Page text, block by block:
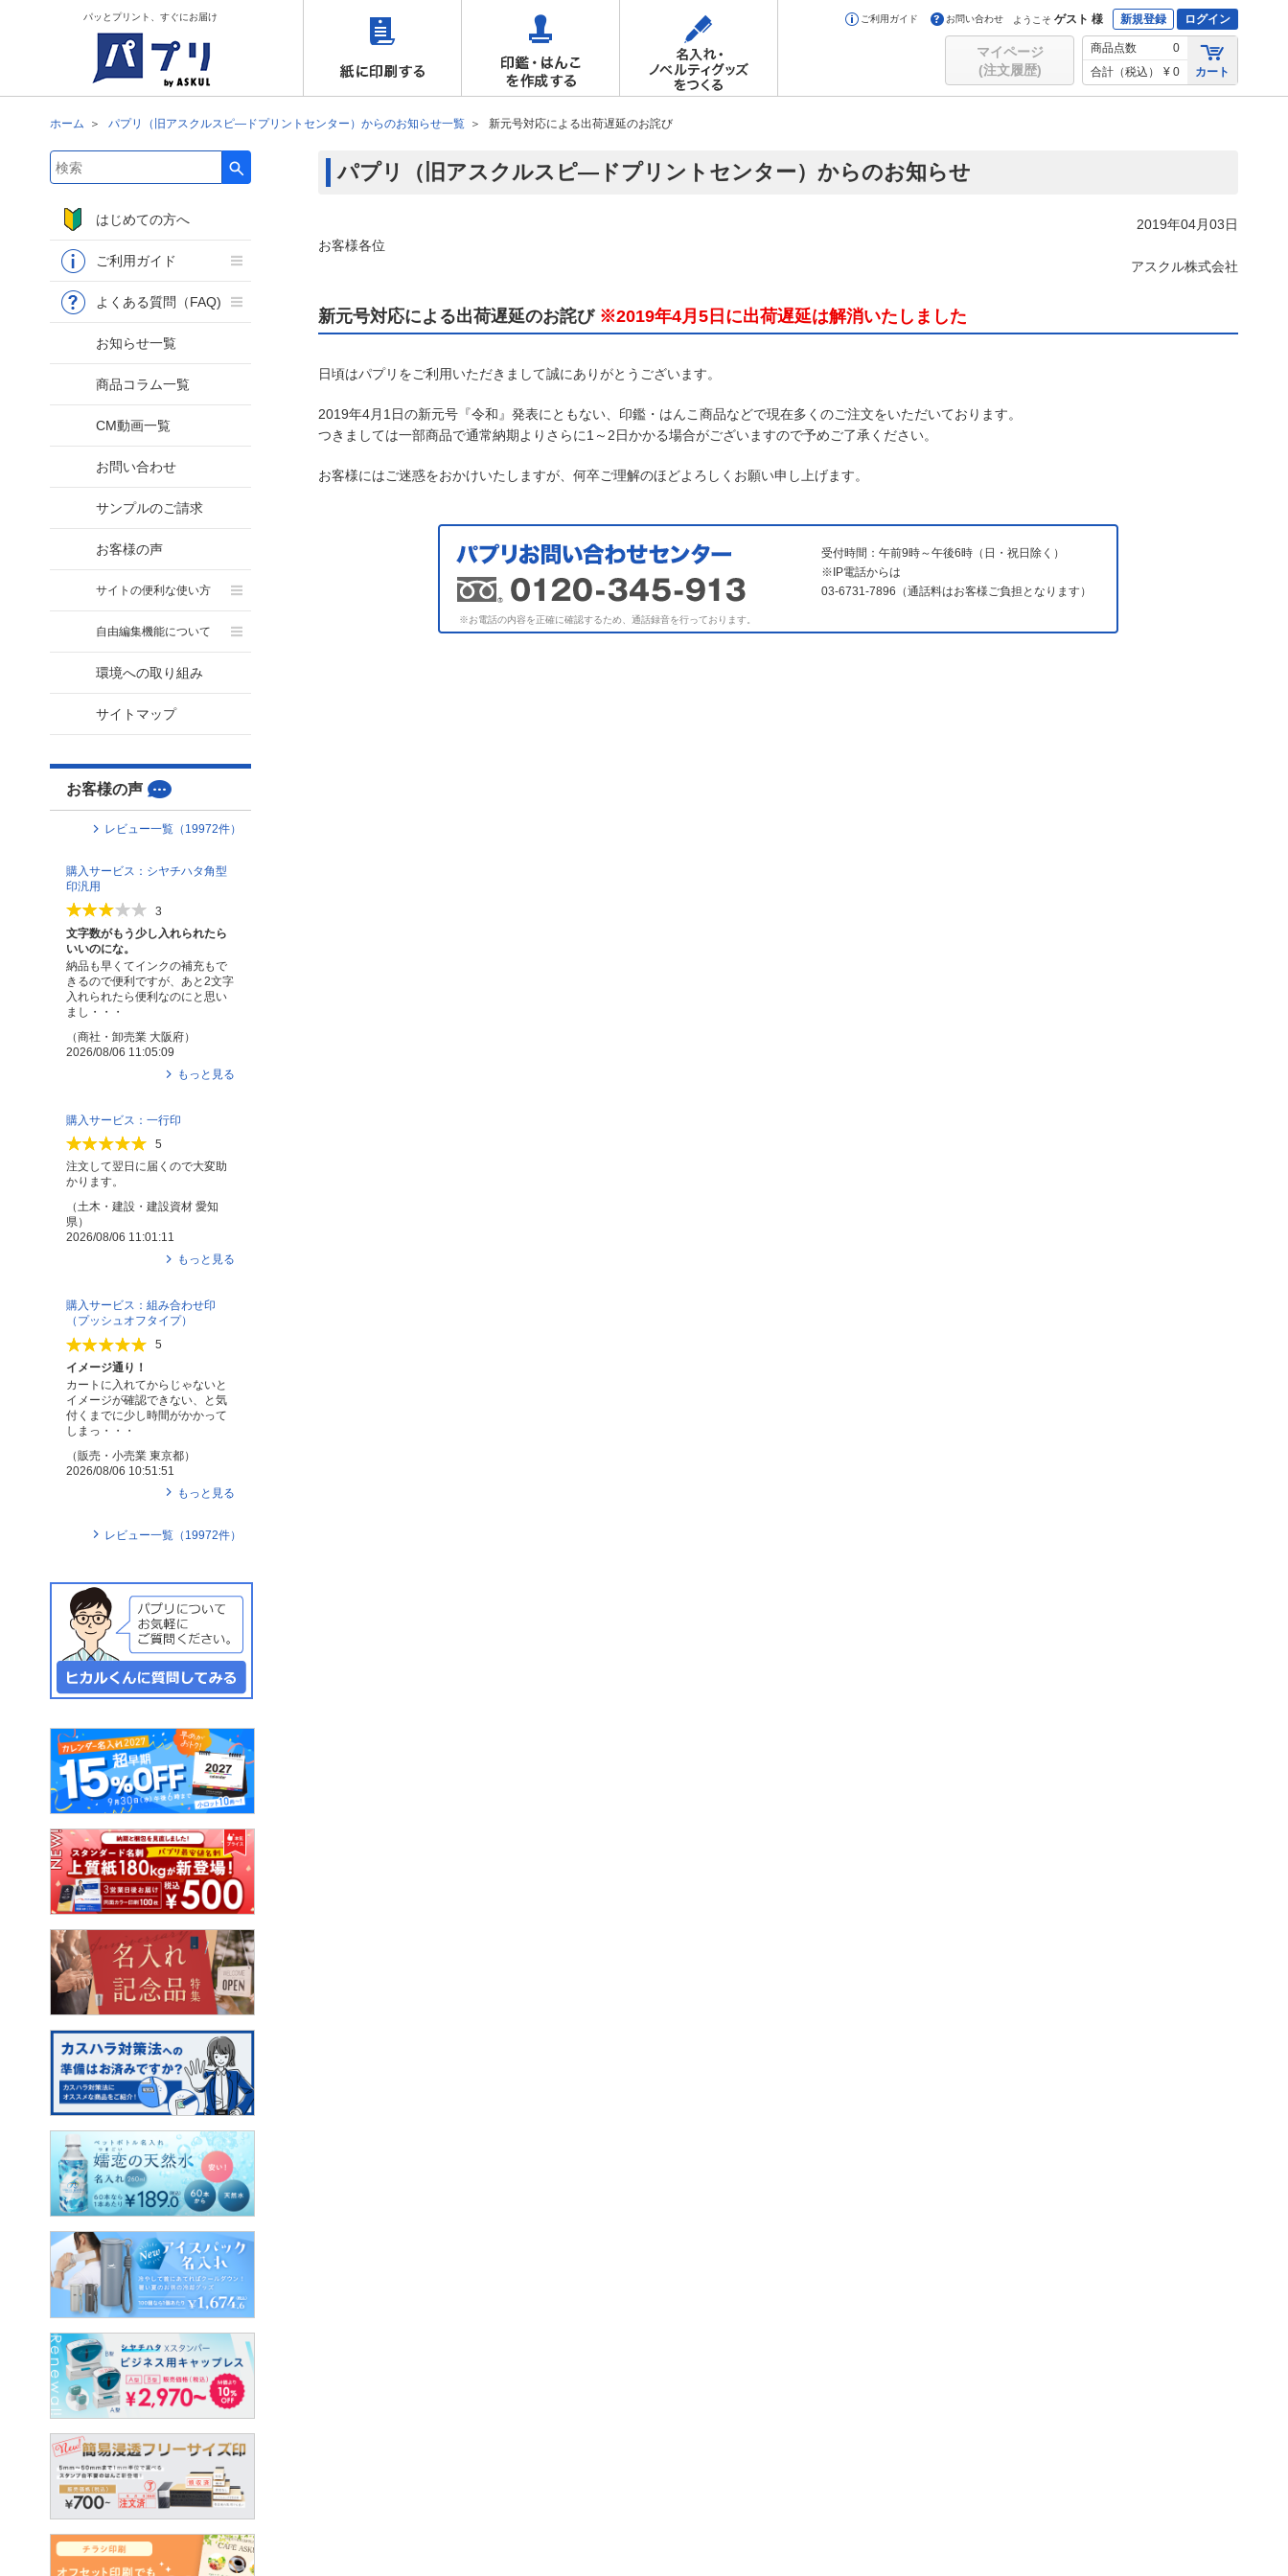
パッとプリント、すぐにお届け ご利用ガイド お問い合わせ ようこそ ゲスト 様 新規登録 ログイン
マイページ
(注文履歴)
商品点数
0
合計（税込）
¥ 0 カート
ホーム パプリ（旧アスクルスピ―ドプリントセンター）からのお知らせ一覧 新元号対応による出荷遅延のお詫び
パプリ（旧アスクルスピ―ドプリントセンター）からのお知らせ
2019年04月03日
お客様各位
アスクル株式会社
新元号対応による出荷遅延のお詫び ※2019年4月5日に出荷遅延は解消いたしました
日頃はパプリをご利用いただきまして誠にありがとうございます。
2019年4月1日の新元号『令和』発表にともない、印鑑・はんこ商品などで現在多くのご注文をいただいております。
つきましては一部商品で通常納期よりさらに1～2日かかる場合がございますので予めご了承ください。
お客様にはご迷惑をおかけいたしますが、何卒ご理解のほどよろしくお願い申し上げます。
受付時間：午前9時～午後6時（日・祝日除く）
※IP電話からは
03-6731-7896（通話料はお客様ご負担となります）
※お電話の内容を正確に確認するため、通話録音を行っております。
検索キーワード入力
はじめての方へ
ご利用ガイド
よくある質問（FAQ)
お知らせ一覧
商品コラム一覧
CM動画一覧
お問い合わせ
サンプルのご請求
お客様の声
サイトの便利な使い方
自由編集機能について
環境への取り組み
サイトマップ
お客様の声
レビュー一覧（ 19972件）
購入サービス：シヤチハタ角型
印汎用
3
文字数がもう少し入れられたら
いいのにな。
納品も早くてインクの補充もで
きるので便利ですが、あと2文字
入れられたら便利なのにと思い
まし・・・
（商社・卸売業 大阪府）
2026/08/06 11:05:09
もっと見る
購入サービス：一行印
5
注文して翌日に届くので大変助
かります。
（土木・建設・建設資材 愛知
県）
2026/08/06 11:01:11
もっと見る
購入サービス：組み合わせ印
（プッシュオフタイプ）
5
イメージ通り！
カートに入れてからじゃないと
イメージが確認できない、と気
付くまでに少し時間がかかって
しまっ・・・
（販売・小売業 東京都）
2026/08/06 10:51:51
もっと見る
レビュー一覧（ 19972件）